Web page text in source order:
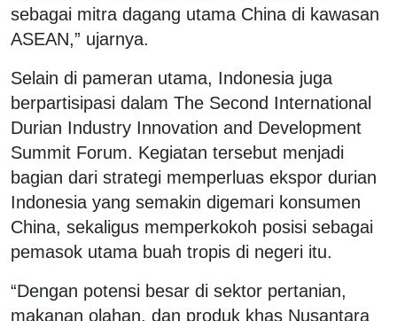
sebagai mitra dagang utama China di kawasan
ASEAN,” ujarnya.
Selain di pameran utama, Indonesia juga
berpartisipasi dalam The Second International
Durian Industry Innovation and Development
Summit Forum. Kegiatan tersebut menjadi
bagian dari strategi memperluas ekspor durian
Indonesia yang semakin digemari konsumen
China, sekaligus memperkokoh posisi sebagai
pemasok utama buah tropis di negeri itu.
“Dengan potensi besar di sektor pertanian,
makanan olahan, dan produk khas Nusantara